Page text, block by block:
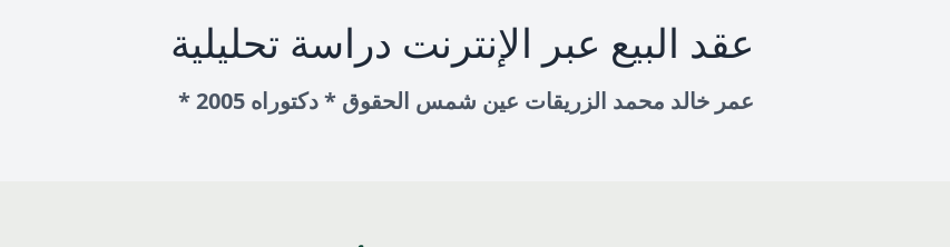
عقد البيع عبر الإنترنت دراسة تحليلية
عمر خالد محمد الزريقات عين شمس الحقوق * دكتوراه 2005 *